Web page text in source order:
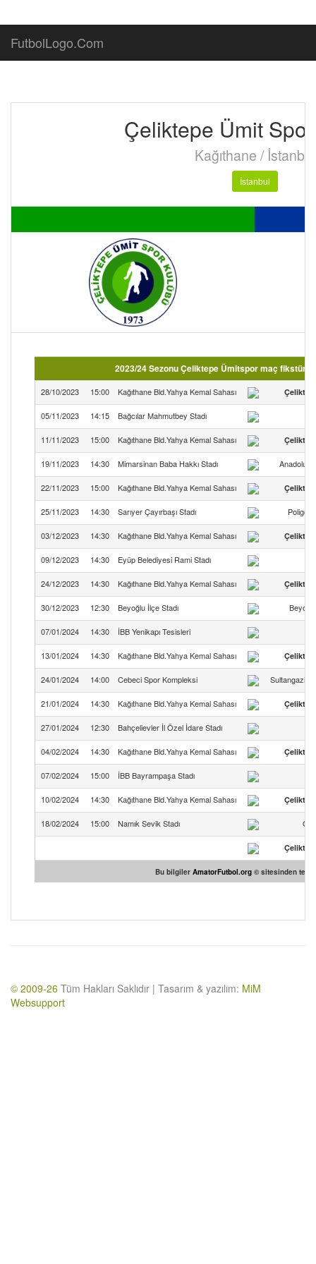
FutbolLogo.Com
Çeliktepe Ümit
Kağıthane / İstanbul
İstanbul
2023/24 Sezonu Çeliktepe Ümitspor maç fikstürü
28/10/2023 15:00 Kağıthane Bld.Yahya Kemal Sahası
05/11/2023 14:15 Bağcılar Mahmutbey Stadı
11/11/2023 15:00 Kağıthane Bld.Yahya Kemal Sahası
19/11/2023 14:30 Mimarsinan Baba Hakkı Stadı Anadolu
22/11/2023 15:00 Kağıthane Bld.Yahya Kemal Sahası
25/11/2023 14:30 Sarıyer Çayırbaşı Stadı Poligon
03/12/2023 14:30 Kağıthane Bld.Yahya Kemal Sahası
09/12/2023 14:30 Eyüp Belediyesi Rami Stadı
24/12/2023 14:30 Kağıthane Bld.Yahya Kemal Sahası
30/12/2023 12:30 Beyoğlu İlçe Stadı
07/01/2024 14:30 İBB Yenikapı Tesisleri
13/01/2024 14:30 Kağıthane Bld.Yahya Kemal Sahası
24/01/2024 14:00 Cebeci Spor Kompleksi Sultangazi
21/01/2024 14:30 Kağıthane Bld.Yahya Kemal Sahası
27/01/2024 12:30 Bahçelievler İl Özel İdare Stadı
04/02/2024 14:30 Kağıthane Bld.Yahya Kemal Sahası
07/02/2024 15:00 İBB Bayrampaşa Stadı
10/02/2024 14:30 Kağıthane Bld.Yahya Kemal Sahası
18/02/2024 15:00 Namık Sevik Stadı
Bu bilgiler AmatorFutbol.org © sitesinden
© 2009-26 Tüm Hakları Saklıdır | Tasarım & yazılım: MiM
Websupport